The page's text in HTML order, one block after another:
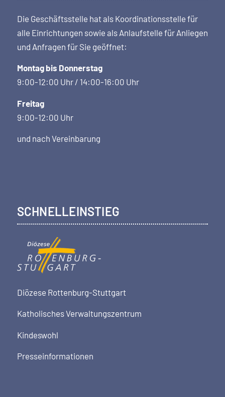
Die Geschäftsstelle hat als Koordi­nations­stelle für
alle Einrichtungen sowie als Anlaufstelle für Anliegen
und Anfragen für Sie geöffnet:
Montag bis Donnerstag
9:00-12:00 Uhr / 14:00-16:00 Uhr
Freitag
9:00-12:00 Uhr
und nach Vereinbarung
SCHNELLEINSTIEG
Diözese Rottenburg-Stuttgart
Katholisches Verwaltungszentrum
Kindeswohl
Presseinformationen